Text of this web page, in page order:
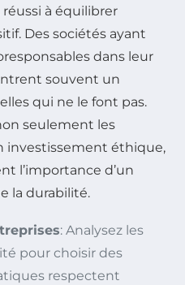
à équilibrer
Des sociétés ayant
dans leur
souvent un
qui ne le font pas.
seulement les
investissement éthique,
l’importance d’un
la durabilité.
: Analysez les
pour choisir des
respectent